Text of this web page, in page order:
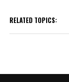
RELATED TOPICS: